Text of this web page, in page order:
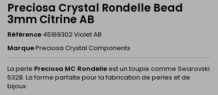
Preciosa Crystal Rondelle Bead
3mm Citrine AB
Référence 45169302 Violet AB
MarquePreciosa Crystal Components
La perle Preciosa MC Rondelleest un toupie comme Swarovski
5328. La forme parfaite pour la fabrication de perles et de
bijoux.